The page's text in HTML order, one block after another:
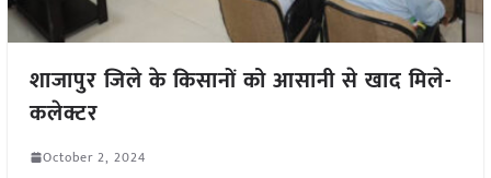
शाजापुर जिले के किसानों को आसानी से खाद मिले-
कलेक्टर
October 2, 2024